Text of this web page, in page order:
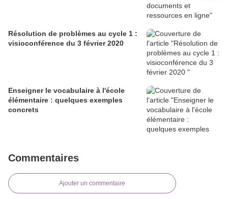
Résolution de problèmes au cycle 1 :
visioconférence du 3 février 2020
Enseigner le vocabulaire à l'école
élémentaire : quelques exemples
concrets
Commentaires
Ajouter un commentaire